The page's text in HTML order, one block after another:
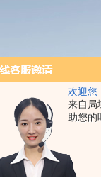
欢迎您
来自局
助您的
整的服务
价格实惠